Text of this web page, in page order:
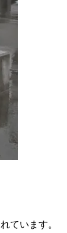
ています。